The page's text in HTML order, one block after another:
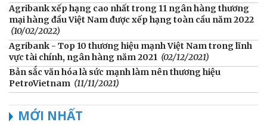
Agribank xếp hạng cao nhất trong 11 ngân hàng thương
mại hàng đầu Việt Nam được xếp hạng toàn cầu năm 2022
(10/02/2022)
Agribank - Top 10 thương hiệu mạnh Việt Nam trong lĩnh
vực tài chính, ngân hàng năm 2021 (02/12/2021)
Bản sắc văn hóa là sức mạnh làm nên thương hiệu
PetroVietnam (11/11/2021)
MỚI NHẤT